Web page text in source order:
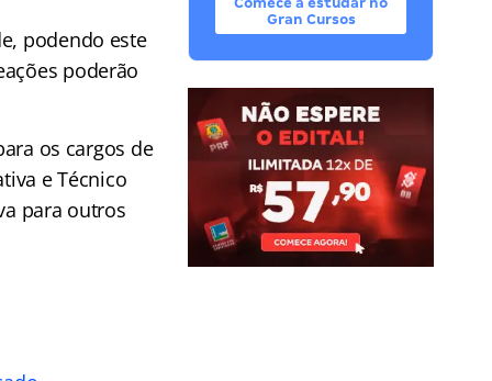
podendo este
poderão
os cargos de
e Técnico
para outros
Gran Cursos